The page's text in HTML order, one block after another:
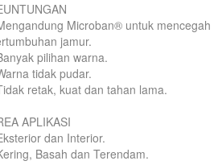
Microban® untuk mencegah
jamur.
pilihan warna.
tidak pudar.
retak, kuat dan tahan lama.
APLIKASI
dan Interior.
Basah dan Terendam.